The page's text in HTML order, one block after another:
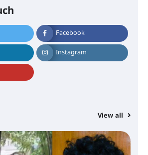
Facebook
Instagram
View all
പി.ആർ. ബാലൻ
13-ാം വാർഷിക
പൊതുയോഗം നടന്നു
30 -ാമത് ലോചനം ബെംഗളൂരുവിൽ
–
ഇരിങ്ങാലക്കുട റെയിൽവേ
സ്റ്റേഷൻ വികസനസമിതി